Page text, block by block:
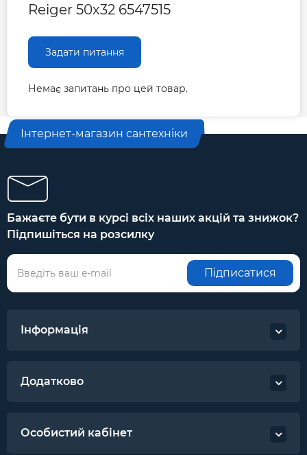
Reiger 50х32 6547515
Задати питання
Немає запитань про цей товар.
Інтернет-магазин сантехніки
Бажаєте бути в курсі всіх наших акцій та знижок?
Підпишіться на розсилку
Підписатися
Інформація
Додатково
Особистий кабінет